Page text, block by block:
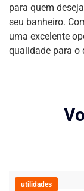
para quem
seu banheiro.
uma excelente
qualidade para o
utilidades